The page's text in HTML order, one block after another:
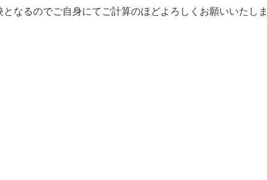
なるのでご自身にてご計算のほどよろしくお願いいたし